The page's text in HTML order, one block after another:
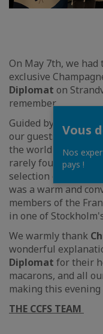
On May 7th, we
exclusive
Diplomat on
remember.
Guided by
Christian
our guests
the world of
rarely found on the
selection of
was a warm and
members of the
in one of
We warmly thank
wonderful
Diplomat for their
macarons, and all
making this evening
THE CCFS TEAM
Vous
Nos
pays !